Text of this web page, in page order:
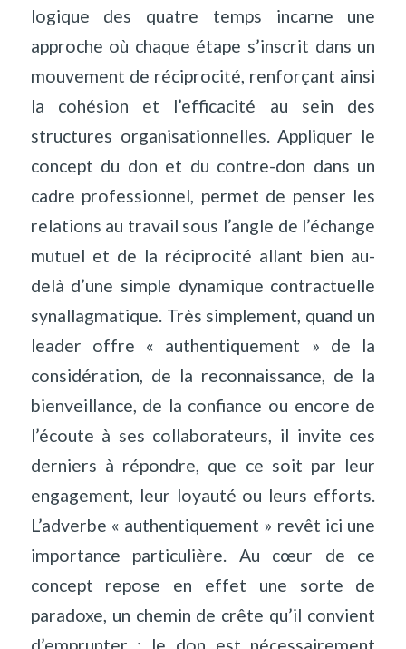
logique des quatre temps incarne une
approche où chaque étape s’inscrit dans un
mouvement de réciprocité, renforçant ainsi
la cohésion et l’efficacité au sein des
structures organisationnelles. Appliquer le
concept du don et du contre-don dans un
cadre professionnel, permet de penser les
relations au travail sous l’angle de l’échange
mutuel et de la réciprocité allant bien au-
delà d’une simple dynamique contractuelle
synallagmatique. Très simplement, quand un
leader offre « authentiquement » de la
considération, de la reconnaissance, de la
bienveillance, de la confiance ou encore de
l’écoute à ses collaborateurs, il invite ces
derniers à répondre, que ce soit par leur
engagement, leur loyauté ou leurs efforts.
L’adverbe « authentiquement » revêt ici une
importance particulière. Au cœur de ce
concept repose en effet une sorte de
paradoxe, un chemin de crête qu’il convient
d’emprunter : le don est nécessairement